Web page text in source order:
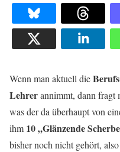
Wenn man aktuell die
Lehrerannimmt, dann fragt
was der da überhaupt von
ihm 10 „Glänzende
bisher noch nicht gehört,